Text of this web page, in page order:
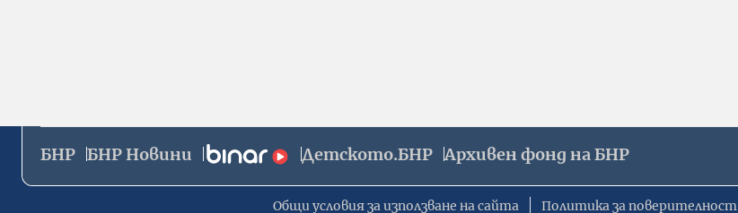
БНР БНР Новини Детското.БНР Архивен фонд на БНР
Общи условия за използване на сайта Политика за поверителност